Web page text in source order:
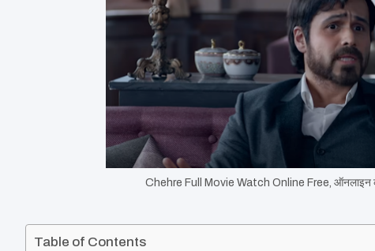
Chehre Full Movie Watch Online Free, ऑनलाइन
Table of Contents